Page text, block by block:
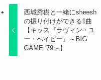
西城秀樹と一緒にsheesh
の振り付けができる1曲
【キッス『ラヴィン・ユ
ー・ベイビー』～BIG
GAME '79～】